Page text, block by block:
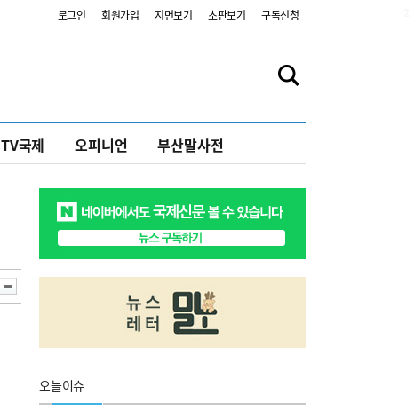
로그인 회원가입 지면보기 초판보기 구독신청
TV국제 오피니언 부산말사전
오늘이슈